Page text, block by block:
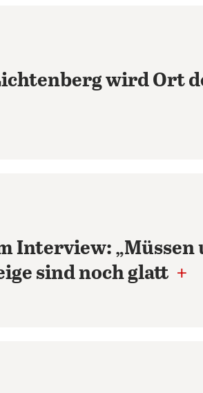
wird Ort
Interview: „Müssen
sind noch glatt +